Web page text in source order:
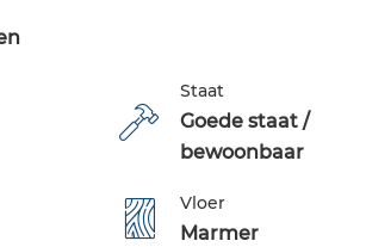
Staat
Goede staat /
bewoonbaar
Vloer
Marmer